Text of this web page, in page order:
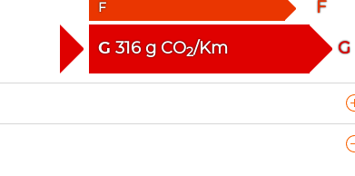
F F
G316 gCO2/Km G